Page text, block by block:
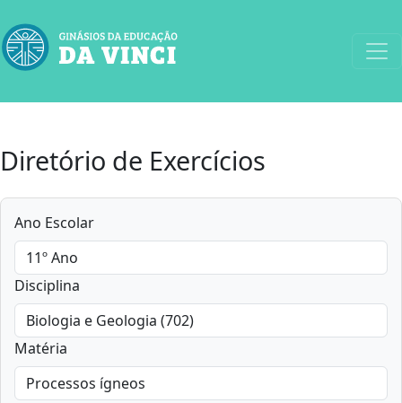
Diretório de Exercícios
Ano Escolar
Disciplina
Matéria